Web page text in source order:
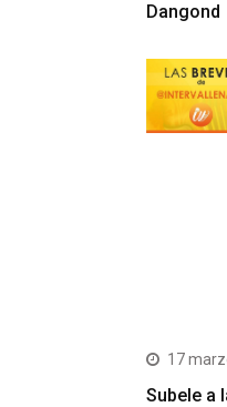
Dangond
17
Subele a